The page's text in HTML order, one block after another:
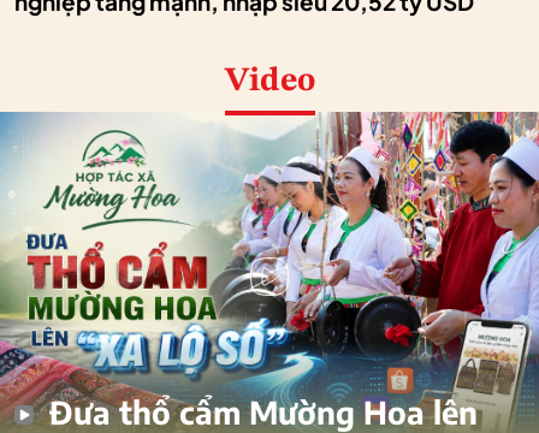
Video
Đưa thổ cẩm Mường Hoa lên